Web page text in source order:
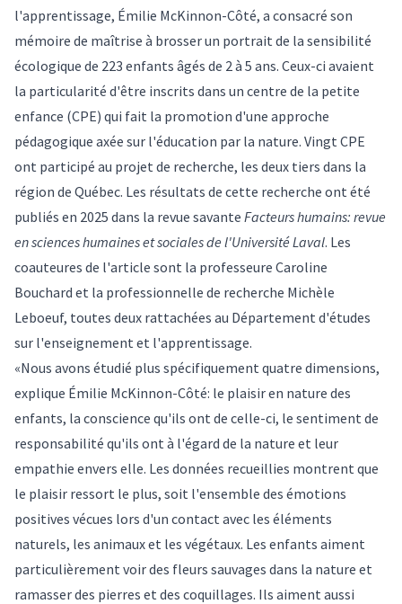
l'apprentissage, Émilie McKinnon-Côté, a consacré son
mémoire de maîtrise à brosser un portrait de la sensibilité
écologique de 223 enfants âgés de 2 à 5 ans. Ceux-ci avaient
la particularité d'être inscrits dans un centre de la petite
enfance (CPE) qui fait la promotion d'une approche
pédagogique axée sur l'éducation par la nature. Vingt CPE
ont participé au projet de recherche, les deux tiers dans la
région de Québec. Les résultats de cette recherche ont été
publiés en 2025 dans la revue savante Facteurs humains: revue
en sciences humaines et sociales de l'Université Laval. Les
coauteures de l'article sont la professeure Caroline
Bouchard et la professionnelle de recherche Michèle
Leboeuf, toutes deux rattachées au Département d'études
sur l'enseignement et l'apprentissage.
«Nous avons étudié plus spécifiquement quatre dimensions,
explique Émilie McKinnon-Côté: le plaisir en nature des
enfants, la conscience qu'ils ont de celle-ci, le sentiment de
responsabilité qu'ils ont à l'égard de la nature et leur
empathie envers elle. Les données recueillies montrent que
le plaisir ressort le plus, soit l'ensemble des émotions
positives vécues lors d'un contact avec les éléments
naturels, les animaux et les végétaux. Les enfants aiment
particulièrement voir des fleurs sauvages dans la nature et
ramasser des pierres et des coquillages. Ils aiment aussi